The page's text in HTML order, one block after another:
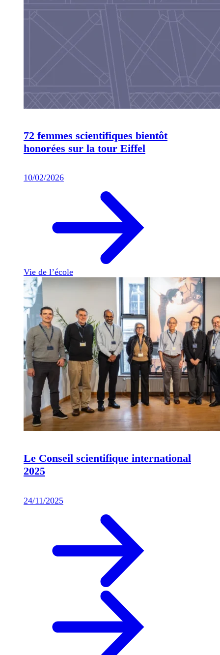
72 femmes scientifiques bientôt
honorées sur la tour Eiffel
10/02/2026
Vie de l’école
Le Conseil scientifique international
2025
24/11/2025